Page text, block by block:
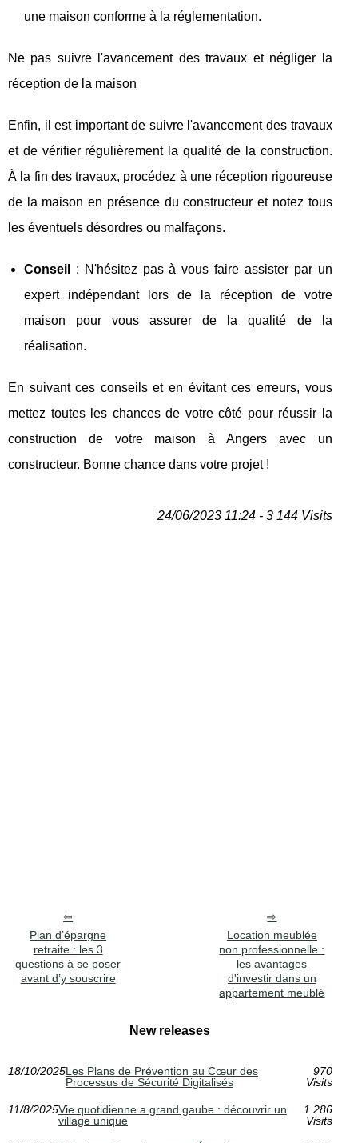
une maison conforme à la réglementation.
Ne pas suivre l'avancement des travaux et négliger la
réception de la maison
Enfin, il est important de suivre l'avancement des travaux
et de vérifier régulièrement la qualité de la construction.
À la fin des travaux, procédez à une réception rigoureuse
de la maison en présence du constructeur et notez tous
les éventuels désordres ou malfaçons.
Conseil
: N'hésitez pas à vous faire assister par un
expert indépendant lors de la réception de votre
maison pour vous assurer de la qualité de la
réalisation.
En suivant ces conseils et en évitant ces erreurs, vous
mettez toutes les chances de votre côté pour réussir la
construction de votre maison à Angers avec un
constructeur. Bonne chance dans votre projet !
24/06/2023 11:24 - 3 144 Visits
Plan d’épargne
retraite : les 3
questions à se poser
avant d’y souscrire
Location meublée
non professionnelle :
les avantages
d'investir dans un
appartement meublé
New releases
18/10/2025Les Plans de Prévention au Cœur des
Processus de Sécurité Digitalisés
970
Visits
11/8/2025Vie quotidienne a grand gaube : découvrir un
village unique
1 286
Visits